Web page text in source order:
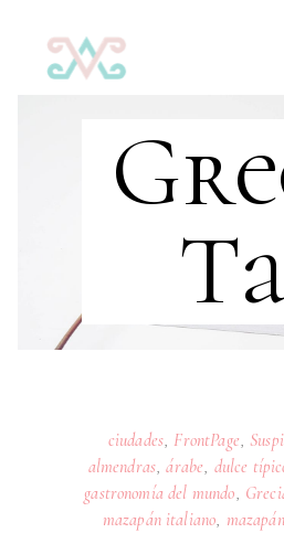
ciudades FrontPage ,
almendras ,árabe dulce
gastronomía del mundo
mazapán italiano